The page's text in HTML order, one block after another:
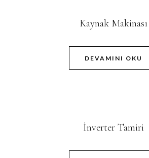
Kaynak Makinası
DEVAMINI OKU
İnverter Tamiri